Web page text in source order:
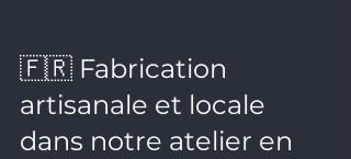
🇫🇷 Fabrication
artisanale et locale
dans notre atelier en